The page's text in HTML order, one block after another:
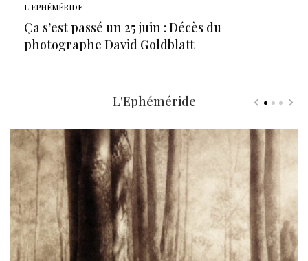
L'EPHÉMÉRIDE
Ça s’est passé un 25 juin : Décès du
photographe David Goldblatt
L'Ephéméride